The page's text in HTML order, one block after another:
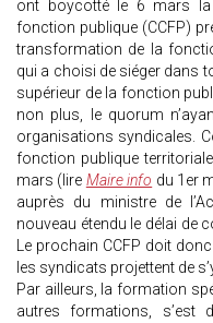
ont boycotté le 6 mars
fonction publique (CCFP)
transformation de la
qui a choisi de siéger dans
supérieur de la fonction
non plus, le quorum
organisations syndicales.
fonction publique
mars (lire Maire info du 1er
auprès du ministre de
nouveau étendu le délai de
Le prochain CCFP doit
les syndicats projettent de
Par ailleurs, la formation
autres formations, s’est